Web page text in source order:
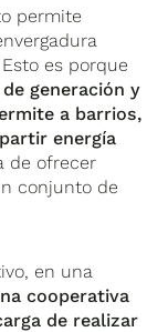
permite
es porque
generación y
a barrios,
energía
de ofrecer
conjunto de
en una
cooperativa
de realizar